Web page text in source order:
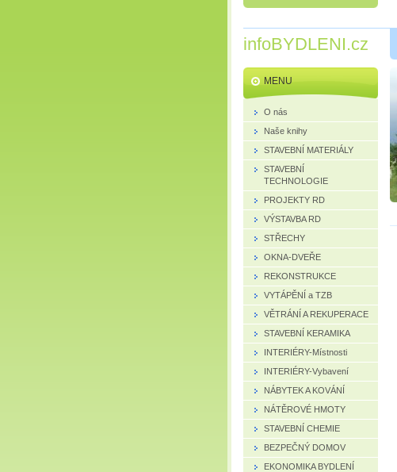
infoBYDLENI.cz
MENU
O nás
Naše knihy
STAVEBNÍ MATERIÁLY
STAVEBNÍ
TECHNOLOGIE
PROJEKTY RD
VÝSTAVBA RD
STŘECHY
OKNA-DVEŘE
REKONSTRUKCE
VYTÁPĚNÍ a TZB
VĚTRÁNÍ A REKUPERACE
STAVEBNÍ KERAMIKA
INTERIÉRY-Místnosti
INTERIÉRY-Vybavení
NÁBYTEK A KOVÁNÍ
NÁTĚROVÉ HMOTY
STAVEBNÍ CHEMIE
BEZPEČNÝ DOMOV
EKONOMIKA BYDLENÍ